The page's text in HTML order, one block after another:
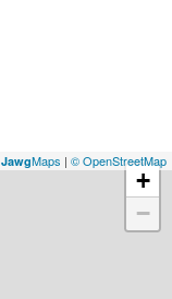
+
−
JawgMaps | © OpenStreetMap